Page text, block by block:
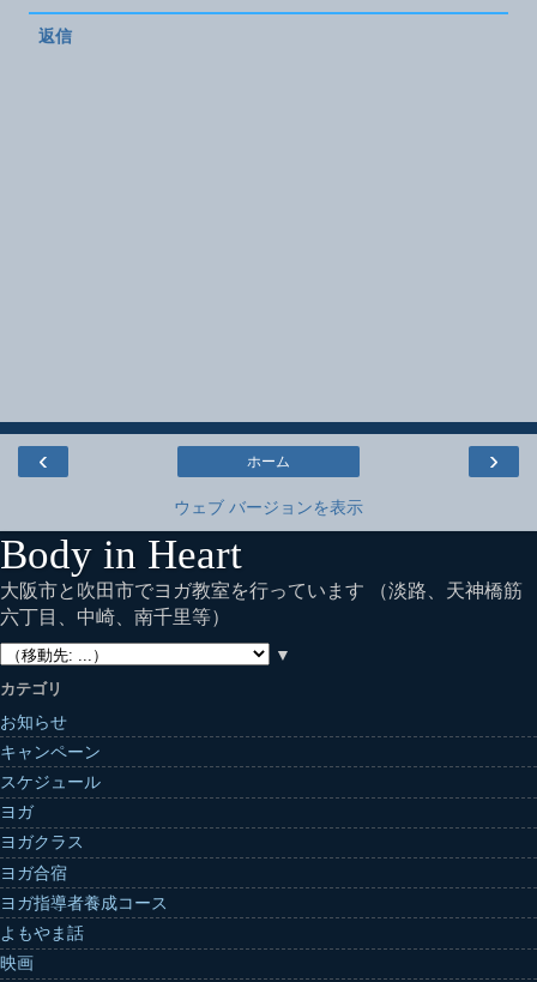
返信
‹ ›
ホーム
ウェブ バージョンを表示
Body in Heart
大阪市と吹田市でヨガ教室を行っています （淡路、天神橋筋
六丁目、中崎、南千里等）
▼
カテゴリ
お知らせ
キャンペーン
スケジュール
ヨガ
ヨガクラス
ヨガ合宿
ヨガ指導者養成コース
よもやま話
映画